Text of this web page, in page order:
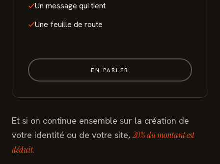
Un message qui tient
Une feuille de route
EN PARLER
Et si on continue ensemble sur la création de
votre identité ou de votre site, 20% du montant est
déduit.